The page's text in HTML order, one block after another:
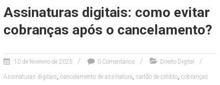
Assinaturas digitais: como evitar
cobranças após o cancelamento?
10 de fevereiro de 2025 0 Comentários Direito Digital
Assinaturas digitais, cancelamento de assinatura, cartão de crédito, cobranças